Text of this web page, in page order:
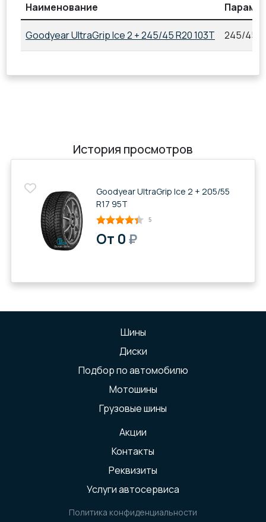
Наименование
Goodyear UltraGrip Ice 2 + 245/45 R20 103T 245/45
История просмотров
Goodyear UltraGrip Ice 2 + 205/55
R17 95T
5
От 0₽
Шины
Диски
Подбор по автомобилю
Мотошины
Грузовые шины
Акции
Контакты
Реквизиты
Услуги автосервиса
Политика конфиденциальности